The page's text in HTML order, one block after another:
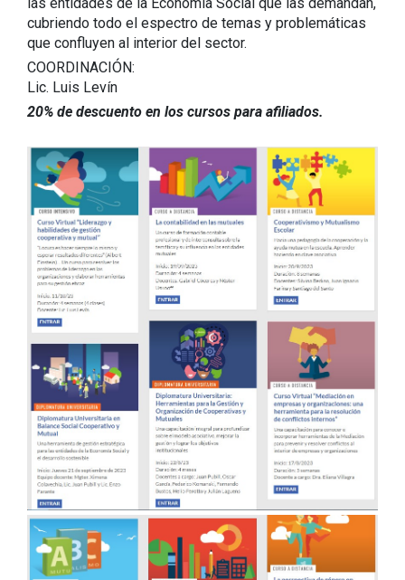
cubriendo todo el espectro de temas y problemáticas
que confluyen al interior del sector.
COORDINACIÓN:
Lic. Luis Levín
20% de descuento en los cursos para afiliados.